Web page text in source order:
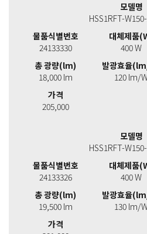
모델명
HSS1RFT-
물품식별번호
24133330
대체제품
400 W
총 광량(lm)
18,000 lm
발광효율
120 lm/
가격
205,000
모델명
HSS1RFT-
물품식별번호
24133326
대체제품
400 W
총 광량(lm)
19,500 lm
발광효율
130 lm/
가격